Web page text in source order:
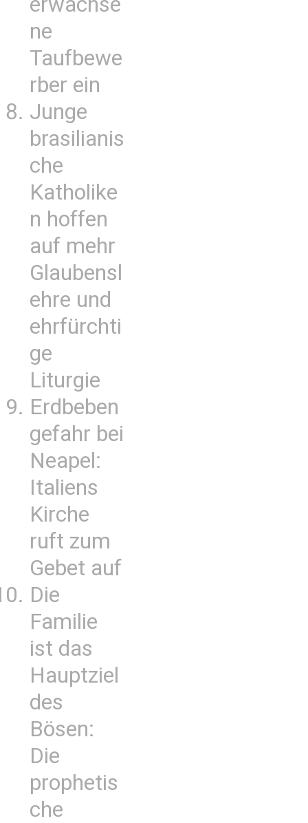
ne
Taufbewe
rber ein
Junge
brasilianis
che
Katholike
n hoffen
auf mehr
Glaubensl
ehre und
ehrfürchti
ge
Liturgie
Erdbeben
gefahr bei
Neapel:
Italiens
Kirche
ruft zum
Gebet auf
Die
Familie
ist das
Hauptziel
des
Bösen:
Die
prophetis
che